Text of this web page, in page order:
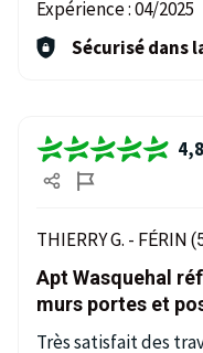
Expérience :04/2025
Sécurisé dans
4,8
THIERRY G. - FÉRIN
Apt Wasquehal
murs portes et
Très satisfait des